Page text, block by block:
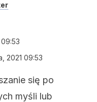
2021 09:53
się po
myśli lub